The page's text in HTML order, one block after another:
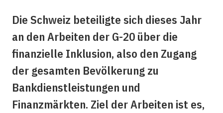
Die Schweiz beteiligte sich dieses Jahr
an den Arbeiten der G-20 über die
finanzielle Inklusion, also den Zugang
der gesamten Bevölkerung zu
Bankdienstleistungen und
Finanzmärkten. Ziel der Arbeiten ist es,